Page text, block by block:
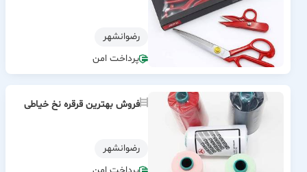
رضوانشهر
پرداخت امن
فروش بهترین قرقره نخ خیاطی
رضوانشهر